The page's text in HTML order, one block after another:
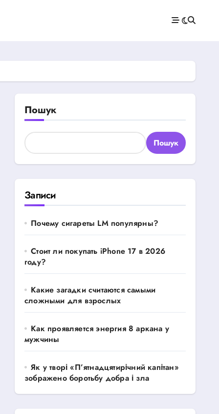
Пошук
Пошук
Записи
Почему сигареты LM популярны?
Стоит ли покупать iPhone 17 в 2026
году?
Какие загадки считаются самыми
сложными для взрослых
Как проявляется энергия 8 аркана у
мужчины
Як у творі «П’ятнадцятирічний капітан»
зображено боротьбу добра і зла